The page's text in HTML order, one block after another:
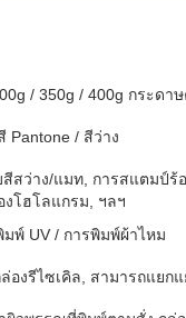
/ 350g / 400g กระด
Pantone / สีว่าง
สว่าง/แมท, การสแตมป์ร้
โฮโลแกรม, ฯลฯ
พ์ UV / การพิมพ์ผ้าไหม
องรีไซเคิล, สามารถแยก